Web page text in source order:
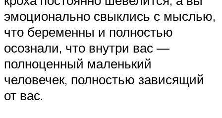
эмоционально свыклись с мыслью,
что беременны и полностью
осознали, что внутри вас —
полноценный маленький
человечек, полностью зависящий
от вас.